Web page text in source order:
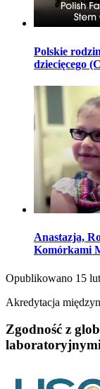
Polskie
dziecięcego
Anastazja,
Komórkami
Opublikowano 15
Akredytacja
Zgodność z